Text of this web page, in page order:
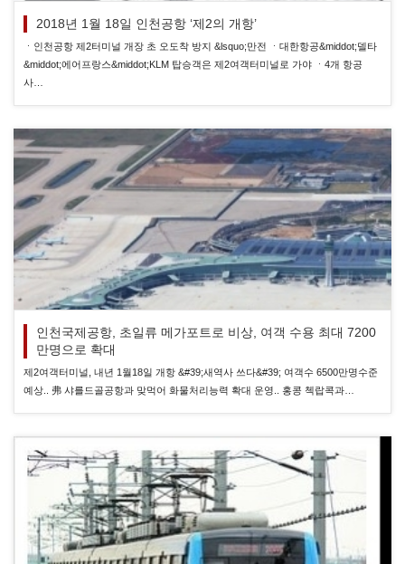
2018년 1월 18일 인천공항 ‘제2의 개항’
ㆍ인천공항 제2터미널 개장 초 오도착 방지 &lsquo;만전 ㆍ대한항공&middot;델타
&middot;에어프랑스&middot;KLM 탑승객은 제2여객터미널로 가야 ㆍ4개 항공
사…
인천국제공항, 초일류 메가포트로 비상, 여객 수용 최대 7200
만명으로 확대
제2여객터미널, 내년 1월18일 개항 &#39;새역사 쓰다&#39; 여객수 6500만명수준
예상.. 弗 샤를드골공항과 맞먹어 화물처리능력 확대 운영.. 홍콩 첵랍콕과…